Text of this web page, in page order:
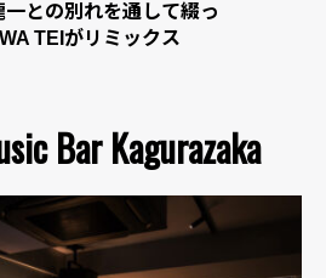
との別れを通して綴っ
TEIがリミックス
Bar Kagurazaka